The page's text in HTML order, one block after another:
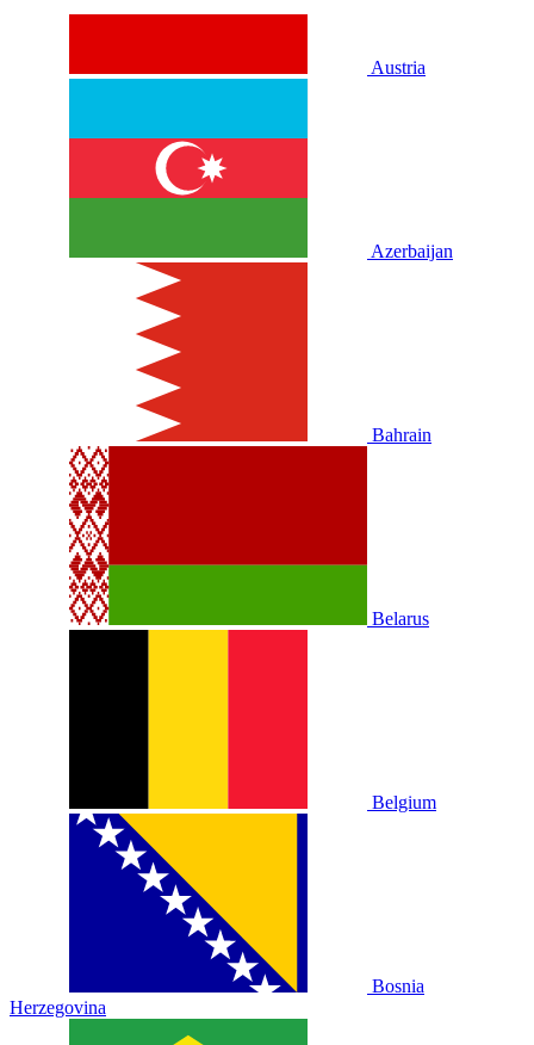
Austria
Azerbaijan
Bahrain
Belarus
Belgium
Bosnia
Herzegovina